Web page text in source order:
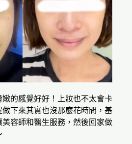
的感覺好好！上妝也不太會卡
下來其實也沒那麼花時間，基
容師和醫生服務，然後回家做